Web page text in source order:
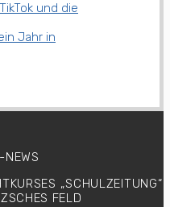
und die
Jahr in
„SCHULZEITUNG“
FELD